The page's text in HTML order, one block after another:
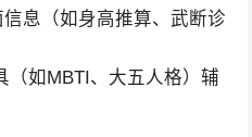
息（如身高推算、武断诊
（如MBTI、大五人格）辅